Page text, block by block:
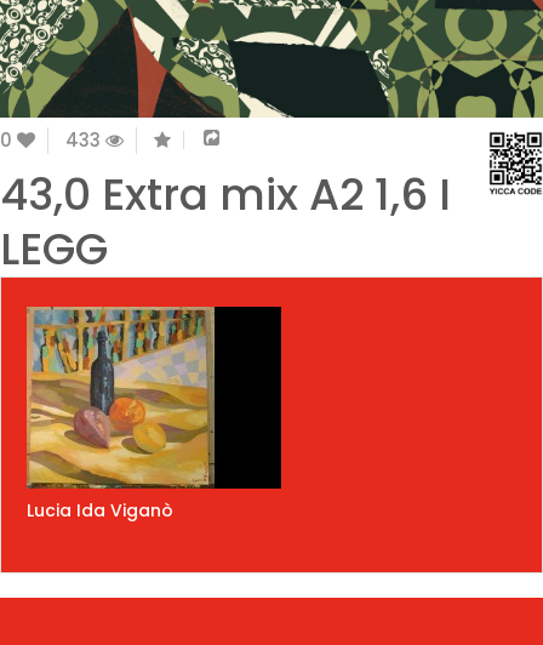
0 433
43,0 Extra mix A2 1,6 I
LEGG
Lucia Ida Viganò